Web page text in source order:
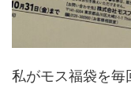
私がモス福袋を毎